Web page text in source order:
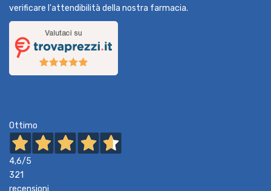
verificare l'attendibilità della nostra farmacia.
Ottimo
4,6/5
321
recensioni